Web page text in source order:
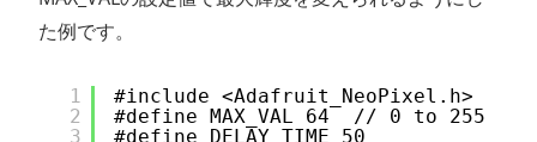
た例です。
1
2
3
#include <Adafruit_NeoPixel.h>
#define MAX_VAL 64  // 0 to 255
#define DELAY_TIME 50